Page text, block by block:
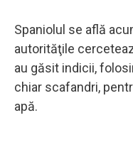
Spaniolul se află
autorităţile
au găsit indicii,
chiar scafandri,
apă.